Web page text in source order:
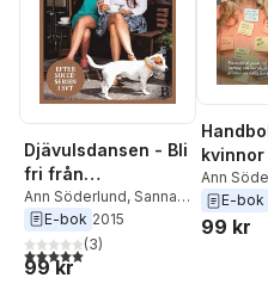
Djävulsdansen - Bli
fri från
medberoende
Ann Söderlund, Sanna
Lundell
E-bok 2015
5,0utav 5 stjärnor. Totalt antal
(3)
99 kr
kvinnor
utan)
radikal
bättre
Ann
Lindfors
E-bok
99 kr